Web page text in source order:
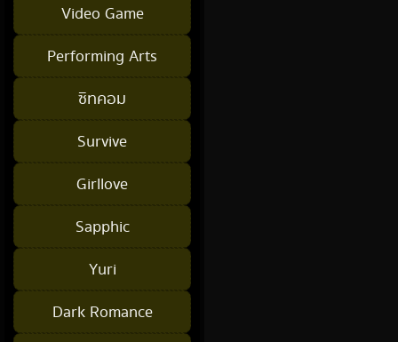
Video Game
Performing Arts
ซิทคอม
Survive
Girllove
Sapphic
Yuri
Dark Romance